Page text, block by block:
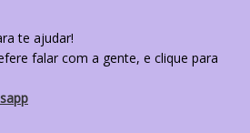
te ajudar!
falar com a gente, e clique para